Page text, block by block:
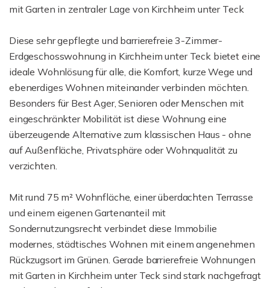
mit Garten in zentraler Lage von Kirchheim unter Teck
Diese sehr gepflegte und barrierefreie 3-Zimmer-
Erdgeschosswohnung in Kirchheim unter Teck bietet eine
ideale Wohnlösung für alle, die Komfort, kurze Wege und
ebenerdiges Wohnen miteinander verbinden möchten.
Besonders für Best Ager, Senioren oder Menschen mit
eingeschränkter Mobilität ist diese Wohnung eine
überzeugende Alternative zum klassischen Haus - ohne
auf Außenfläche, Privatsphäre oder Wohnqualität zu
verzichten.
Mit rund 75 m² Wohnfläche, einer überdachten Terrasse
und einem eigenen Gartenanteil mit
Sondernutzungsrecht verbindet diese Immobilie
modernes, städtisches Wohnen mit einem angenehmen
Rückzugsort im Grünen. Gerade barrierefreie Wohnungen
mit Garten in Kirchheim unter Teck sind stark nachgefragt